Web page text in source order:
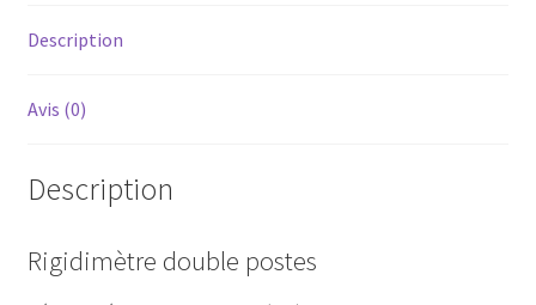
Description
Avis (0)
Description
Rigidimètre double postes